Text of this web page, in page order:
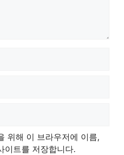
위해 이 브라우저에 이름,
이트를 저장합니다.